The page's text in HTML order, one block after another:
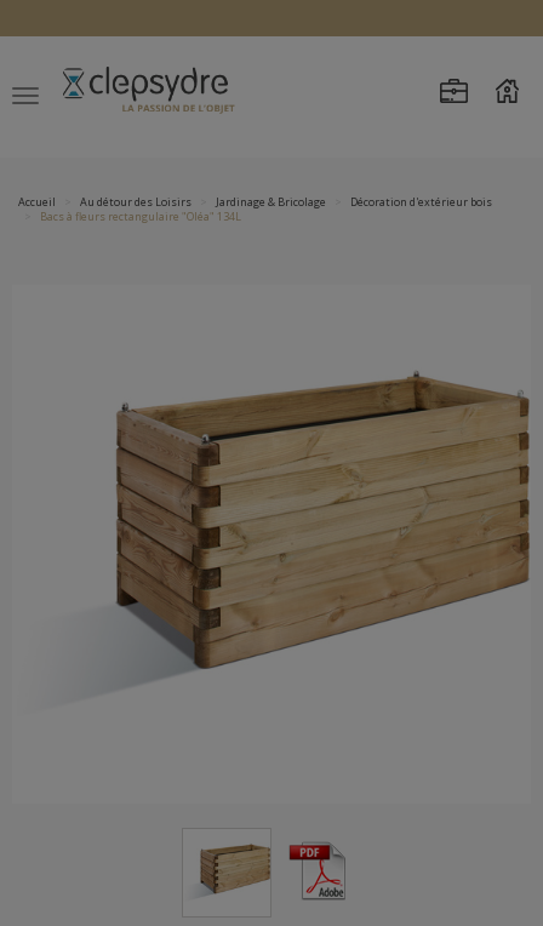
Accueil Au détour des Loisirs Jardinage & Bricolage
Décoration d'extérieur bois
Bacs à fleurs rectangulaire "Oléa" 134L